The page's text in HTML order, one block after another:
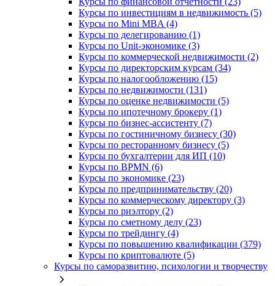
Курсы по инвестициям в недвижимость (5)
Курсы по Mini MBA (4)
Курсы по делегированию (1)
Курсы по Unit-экономике (3)
Курсы по коммерческой недвижимости (2)
Курсы по директорским курсам (34)
Курсы по налогообложению (15)
Курсы по недвижимости (131)
Курсы по оценке недвижимости (5)
Курсы по ипотечному брокеру (1)
Курсы по бизнес-ассистенту (7)
Курсы по гостиничному бизнесу (30)
Курсы по ресторанному бизнесу (5)
Курсы по бухгалтерии для ИП (10)
Курсы по BPMN (6)
Курсы по экономике (23)
Курсы по предпринимательству (20)
Курсы по коммерческому директору (3)
Курсы по риэлтору (2)
Курсы по сметному делу (23)
Курсы по трейдингу (4)
Курсы по повышению квалификации (379)
Курсы по криптовалюте (5)
Курсы по саморазвитию, психологии и творчеству